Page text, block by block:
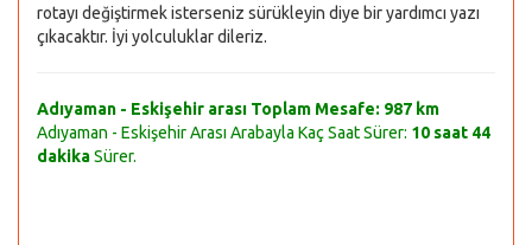
rotayı değiştirmek isterseniz sürükleyin diye bir yardımcı yazı
çıkacaktır. İyi yolculuklar dileriz.
Adıyaman - Eskişehir arası Toplam Mesafe: 987 km
Adıyaman - Eskişehir Arası Arabayla Kaç Saat Sürer: 10 saat 44
dakikaSürer.